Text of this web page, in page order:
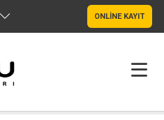
ONLİNE KAYIT